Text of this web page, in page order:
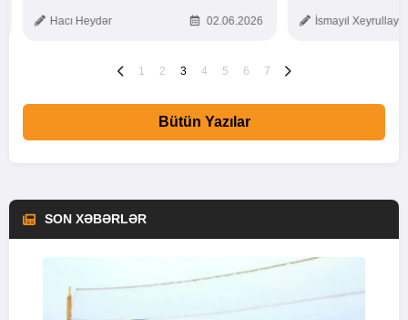
Hacı Heydər 02.06.2026 İsmayıl
1 2 3 4 5 6 7
Bütün Yazılar
SON XƏBƏRLƏR